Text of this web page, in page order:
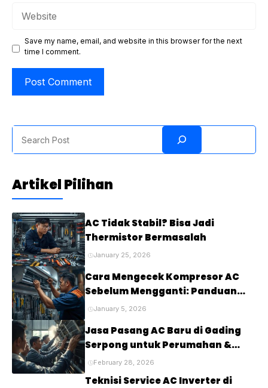
Save my name, email, and website in this browser for the next
time I comment.
Artikel Pilihan
AC Tidak Stabil? Bisa Jadi
Thermistor Bermasalah
January 25, 2026
Cara Mengecek Kompresor AC
Sebelum Mengganti: Panduan
Lengkap untuk Mendiagnosis
Anda
January 5, 2026
Jasa Pasang AC Baru di Gading
Serpong untuk Perumahan &
Cluster Elite
February 28, 2026
Teknisi Service AC Inverter di